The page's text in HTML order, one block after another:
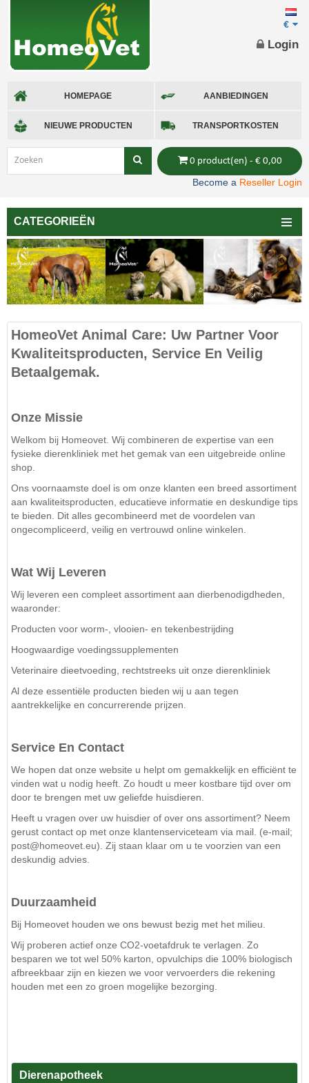
HOMEPAGE AANBIEDINGEN
NIEUWE PRODUCTEN TRANSPORTKOSTEN
€
0 product(en) - € 0,00
Login
Become a Reseller Login
CATEGORIEËN
HomeoVet Animal Care: Uw Partner Voor
Kwaliteitsproducten, Service En Veilig
Betaalgemak.
Onze Missie
Welkom bij Homeovet. Wij combineren de expertise van een
fysieke dierenkliniek met het gemak van een uitgebreide online
shop.
Ons voornaamste doel is om onze klanten een breed assortiment
aan kwaliteitsproducten, educatieve informatie en deskundige tips
te bieden. Dit alles gecombineerd met de voordelen van
ongecompliceerd, veilig en vertrouwd online winkelen.
Wat Wij Leveren
Wij leveren een compleet assortiment aan dierbenodigdheden,
waaronder:
Producten voor worm-, vlooien- en tekenbestrijding
Hoogwaardige voedingssupplementen
Veterinaire dieetvoeding, rechtstreeks uit onze dierenkliniek
Al deze essentiële producten bieden wij u aan tegen
aantrekkelijke en concurrerende prijzen.
Service En Contact
We hopen dat onze website u helpt om gemakkelijk en efficiënt te
vinden wat u nodig heeft. Zo houdt u meer kostbare tijd over om
door te brengen met uw geliefde huisdieren.
Heeft u vragen over uw huisdier of over ons assortiment? Neem
gerust contact op met onze klantenserviceteam via mail. (e-mail;
post@homeovet.eu). Zij staan klaar om u te voorzien van een
deskundig advies.
Duurzaamheid
Bij Homeovet houden we ons bewust bezig met het milieu.
Wij proberen actief onze CO2-voetafdruk te verlagen. Zo
besparen we tot wel 50% karton, opvulchips die 100% biologisch
afbreekbaar zijn en kiezen we voor vervoerders die rekening
houden met een zo groen mogelijke bezorging.
Dierenapotheek